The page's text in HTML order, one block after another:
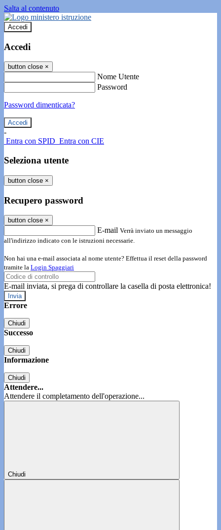
Salta al contenuto
Accedi
Accedi
button close ×
Nome Utente
Password
Password dimenticata?
-
Entra con SPID Entra con CIE
Seleziona utente
button close ×
Recupero password
button close ×
E-mail Verrà inviato un messaggio
all'indirizzo indicato con le istruzioni necessarie.
Non hai una e-mail associata al nome utente? Effettua il reset della password
tramite la Login Spaggiari
E-mail inviata, si prega di controllare la casella di posta elettronica!
Errore
Chiudi
Successo
Chiudi
Informazione
Chiudi
Attendere...
Attendere il completamento dell'operazione...
Chiudi